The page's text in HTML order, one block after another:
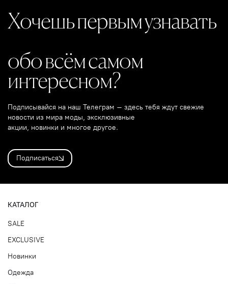
Хочешь первым узнавать
обо всём самом
интересном?
Подписывайся на наш Телеграм – здесь тебя ждут свежие
новости из мира моды, эксклюзивные
акции, новинки и многое другое.
Подписаться
КАТАЛОГ
SALE
EXCLUSIVE
Новинки
Одежда